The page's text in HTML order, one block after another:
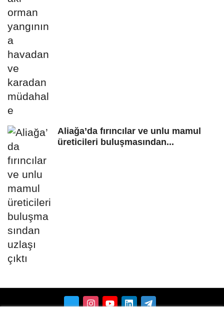
Aliağa’da fırıncılar ve unlu mamul
üreticileri buluşmasından...